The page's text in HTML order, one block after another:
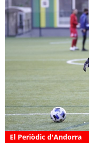
El Periòdic d'Andorra